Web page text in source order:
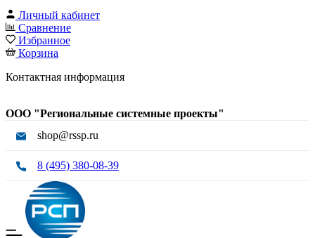
Личный кабинет
Сравнение
Избранное
Корзина
Контактная информация
ООО "Региональные системные проекты"
shop@rssp.ru
8 (495) 380-08-39